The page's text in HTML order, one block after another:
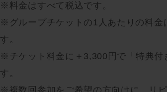
※料金はすべて税込です。
※グループチケットの1人あたりの料金
す。
※チケット料金に＋3,300円で「特典付
す。